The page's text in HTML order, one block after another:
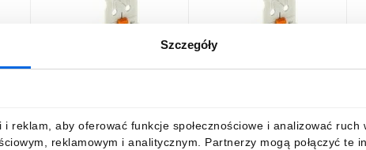
Szczegóły
reklam, aby oferować funkcje społecznościowe i analizować
reklamowym i analitycznym. Partnerzy mogą połączyć
2092-1104/002-000
/100szt./
1472,31 złbrutto
suwakiem 2092-1112/002-
000 /50szt./
2041,19 zł brutto